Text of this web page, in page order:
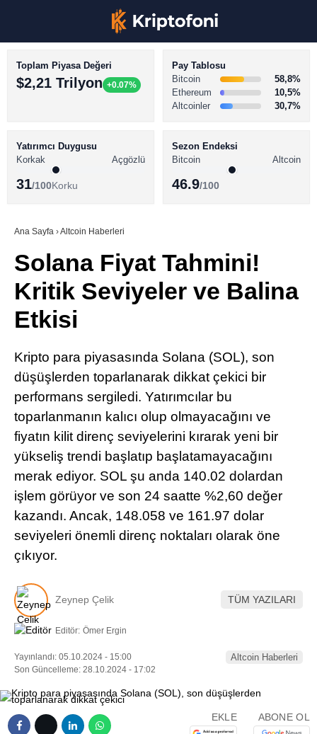
Youtube
TikTok
LinkedIn
Telegram
BİTCOİN HABERLERİ
ALTCOİN HABERLERİ
SÖZLÜK
Toplam Piyasa Değeri
$2,21 Trilyon +0.07%
Pay Tablosu
Bitcoin
58,8%
Ethereum
10,5%
Altcoinler
30,7%
Yatırımcı Duygusu
Korkak
Açgözlü
31/100Korku
Sezon Endeksi
Bitcoin
Altcoin
46.9/100
Ana Sayfa ›Altcoin Haberleri
Solana Fiyat Tahmini!
Kritik Seviyeler ve Balina
Etkisi
Kripto para piyasasında Solana (SOL), son
düşüşlerden toparlanarak dikkat çekici bir
performans sergiledi. Yatırımcılar bu
toparlanmanın kalıcı olup olmayacağını ve
fiyatın kilit direnç seviyelerini kırarak yeni bir
yükseliş trendi başlatıp başlatamayacağını
merak ediyor. SOL şu anda 140.02 dolardan
işlem görüyor ve son 24 saatte %2,60 değer
kazandı. Ancak, 148.058 ve 161.97 dolar
seviyeleri önemli direnç noktaları olarak öne
çıkıyor.
Zeynep Çelik TÜM YAZILARI
Editör: Ömer Ergin
Yayınlandı: 05.10.2024 - 15:00
Son Güncelleme: 28.10.2024 - 17:02
Altcoin Haberleri
EKLE ABONE OL